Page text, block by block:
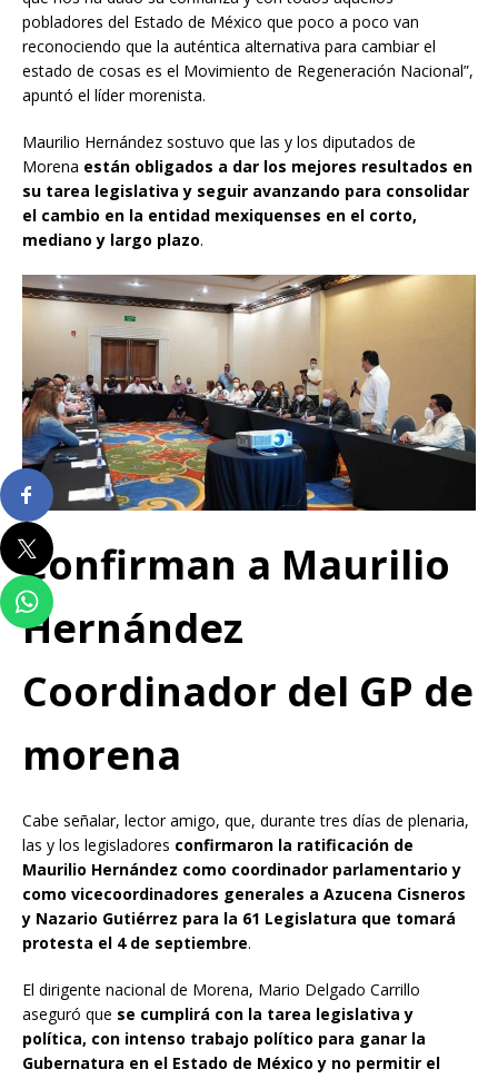
pobladores del Estado de México que poco a poco van
reconociendo que la auténtica alternativa para cambiar el
estado de cosas es el Movimiento de Regeneración Nacional”,
apuntó el líder morenista.
Maurilio Hernández sostuvo que las y los diputados de
Morena están obligados a dar los mejores resultados en
su tarea legislativa y seguir avanzando para consolidar
el cambio en la entidad mexiquenses en el corto,
mediano y largo plazo.
Confirman a Maurilio
Hernández
Coordinador del GP de
morena
Cabe señalar, lector amigo, que, durante tres días de plenaria,
las y los legisladores confirmaron la ratificación de
Maurilio Hernández como coordinador parlamentario y
como vicecoordinadores generales a Azucena Cisneros
y Nazario Gutiérrez para la 61 Legislatura que tomará
protesta el 4 de septiembre.
El dirigente nacional de Morena, Mario Delgado Carrillo
aseguró que se cumplirá con la tarea legislativa y
política, con intenso trabajo político para ganar la
Gubernatura en el Estado de México y no permitir el